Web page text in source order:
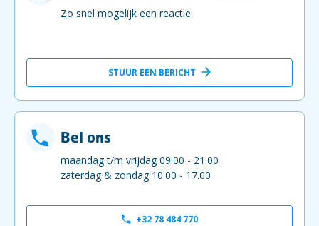
Zo snel mogelijk een reactie
STUUR EEN BERICHT
Bel ons
maandag t/m vrijdag 09:00 - 21:00
zaterdag & zondag 10.00 - 17.00
+32 78 484 770